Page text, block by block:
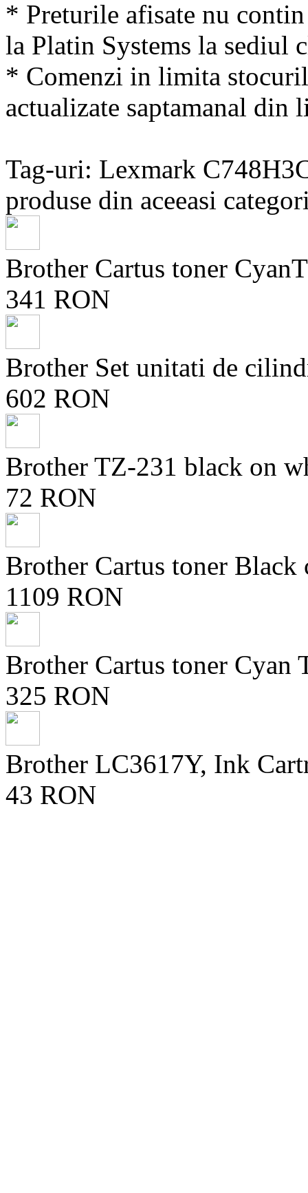
* Preturile afisate nu
la Platin Systems la sediul
* Comenzi in limita
actualizate saptamanal
Tag-uri: Lexmark
produse din aceeasi
Brother Cartus toner
341 RON
Brother Set unitati de
602 RON
Brother TZ-231 black on
72 RON
Brother Cartus toner
1109 RON
Brother Cartus toner
325 RON
Brother LC3617Y, Ink
43 RON